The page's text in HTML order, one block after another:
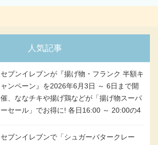
人気記事
セブンイレブンが『揚げ物・フランク 半額キ
ャンペーン』を2026年6月3日 ～ 6日まで開
催、ななチキや揚げ鶏などが「揚げ物スーパ
ーセール」でお得に! 各日16:00 ～ 20:00の4
アメリカンドッグが税抜き69円!
セブンイレブンで「シュガーバタークレー